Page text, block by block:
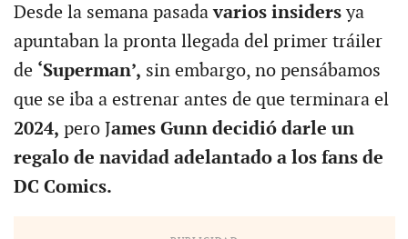
Desde la semana pasadavarios insidersya
apuntaban la pronta llegada del primer tráiler
de ‘Superman’, sin embargo, no pensábamos
que se iba a estrenar antes de que terminara el
2024, pero James Gunn decidió darle un
regalo de navidad adelantado a los fans de
DC Comics.